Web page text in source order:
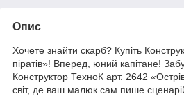
Опис
Хочете знайти скарб? Купіть
піратів»! Вперед, юний капітане!
Конструктор ТехноК арт. 2642
світ, де ваш малюк сам пише